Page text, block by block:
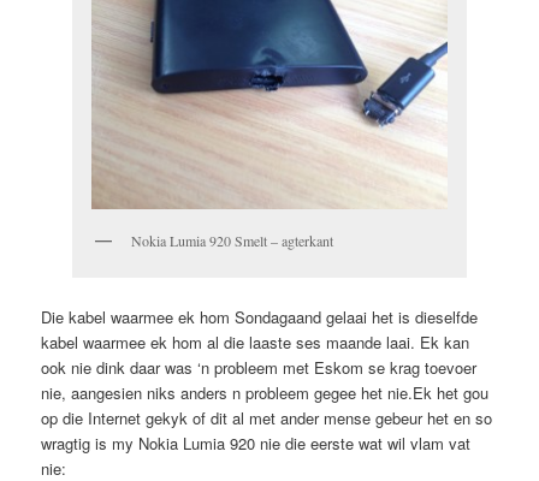
Nokia Lumia 920 Smelt – agterkant
Die kabel waarmee ek hom Sondagaand gelaai het is dieselfde
kabel waarmee ek hom al die laaste ses maande laai. Ek kan
ook nie dink daar was ‘n probleem met Eskom se krag toevoer
nie, aangesien niks anders n probleem gegee het nie.Ek het gou
op die Internet gekyk of dit al met ander mense gebeur het en so
wragtig is my Nokia Lumia 920 nie die eerste wat wil vlam vat
nie: